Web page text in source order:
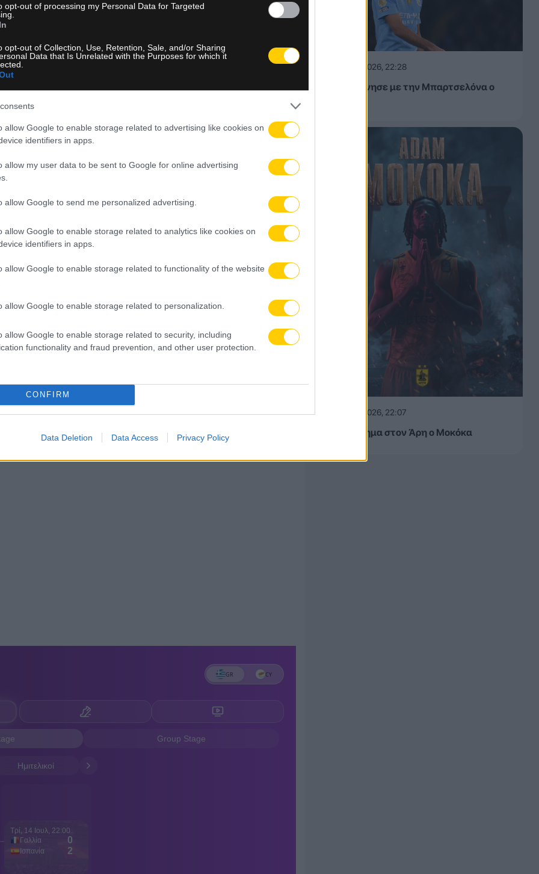
opt-out of processing my Personal Data for Targeted
opt-out of Collection, Use, Retention, Sale, and/or Sharing
Data that Is Unrelated with the Purposes for which it
allow Google to enable storage related to advertising like cookies on
identifiers in apps.
allow my user data to be sent to Google for online advertising
allow Google to send me personalized advertising.
allow Google to enable storage related to analytics like cookies on
identifiers in apps.
allow Google to enable storage related to functionality of the website
allow Google to enable storage related to personalization.
allow Google to enable storage related to security, including
functionality and fraud prevention, and other user protection.
CONFIRM
Data Deletion Data Access Privacy Policy
στην Τούμπα 06.08.2026, 22:28
«Συμφώνησε με την Μπαρτσελόνα ο
06.08.2026, 22:07
Και επίσημα στον Άρη ο Μοκόκα